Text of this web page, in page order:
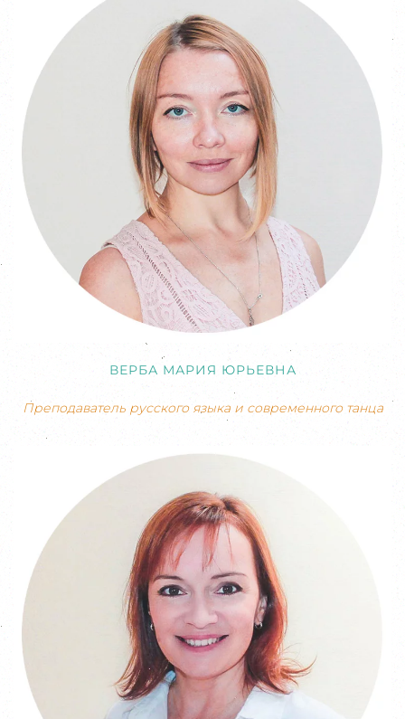
ВЕРБА МАРИЯ ЮРЬЕВНА
Преподаватель русского языка и современного танца